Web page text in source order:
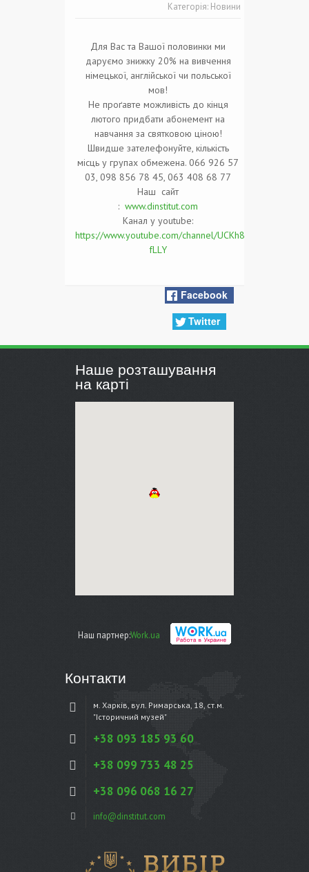
Категорія: Новини
Для Вас та Вашої половинки ми
даруємо знижку 20% на вивчення
німецької, англійської чи польської
мов!
Не проґавте можливість до кінця
лютого придбати абонемент на
навчання за святковою ціною!
Швидше зателефонуйте, кількість
місць у групах обмежена. 066 926 57
03, 098 856 78 45, 063 408 68 77
Наш сайт
: www.dinstitut.com
Канал у youtube:
https://www.youtube.com/channel/
fLLY
Facebook
Twitter
Наше розташування
на карті
Наш партнер:Work.ua
Контакти
м. Харків, вул. Римарська, 18, ст.м.
"Історичний музей"
+38 093 185 93 60
+38 099 733 48 25
+38 096 068 16 27
info@dinstitut.com